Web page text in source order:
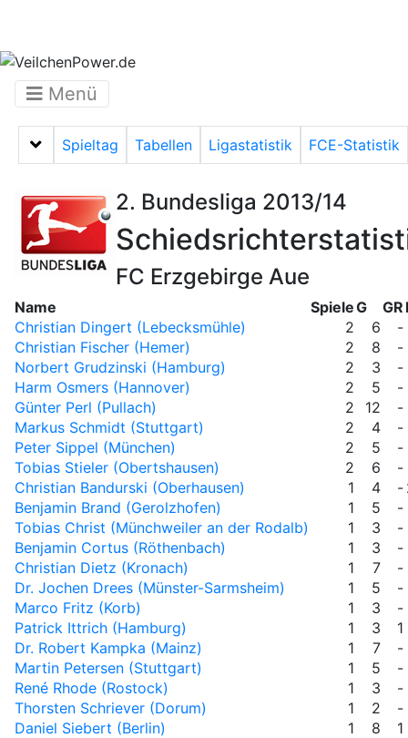
Menü
Menü auf-/zuklappen
Spieltag Tabellen Ligastatistik FCE-Statistik
2. Bundesliga 2013/14
FC Erzgebirge Aue
Name SpieleG GR
Christian Dingert (Lebecksmühle)
2 6
-
Christian Fischer (Hemer)
2 8
-
Norbert Grudzinski (Hamburg)
2 3
-
Harm Osmers (Hannover)
2 5
-
Günter Perl (Pullach)
2 12
-
Markus Schmidt (Stuttgart)
2 4
-
Peter Sippel (München)
2 5
-
Tobias Stieler (Obertshausen)
2 6
-
Christian Bandurski (Oberhausen)
1 4 -
Benjamin Brand (Gerolzhofen)
1 5
-
Tobias Christ (Münchweiler an der Rodalb)
1 3
-
Benjamin Cortus (Röthenbach)
1 3
-
Christian Dietz (Kronach)
1 7
-
Dr. Jochen Drees (Münster-Sarmsheim)
1 5
-
Marco Fritz (Korb)
1 3
-
Patrick Ittrich (Hamburg)
1 3
1
Dr. Robert Kampka (Mainz)
1 7
-
Martin Petersen (Stuttgart)
1 5
-
René Rhode (Rostock)
1 3
-
Thorsten Schriever (Dorum)
1 2
-
Daniel Siebert (Berlin)
1 8
1